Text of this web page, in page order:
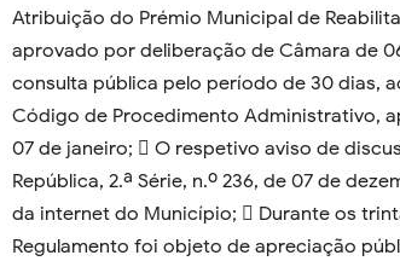
Atribuição do Prémio Municipal de
aprovado por deliberação de Câmara de
consulta pública pelo período de 30 dias,
Código de Procedimento Administrativo,
07 de janeiro;  O respetivo aviso de
República, 2.ª Série, n.º 236, de 07 de
da internet do Município;  Durante os
Regulamento foi objeto de apreciação